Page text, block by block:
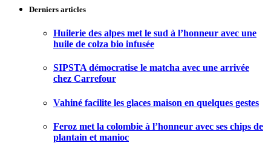
Derniers articles
Huilerie des alpes met le sud à l’honneur avec une
huile de colza bio infusée
SIPSTA démocratise le matcha avec une arrivée
chez Carrefour
Vahiné facilite les glaces maison en quelques gestes
Feroz met la colombie à l’honneur avec ses chips de
plantain et manioc